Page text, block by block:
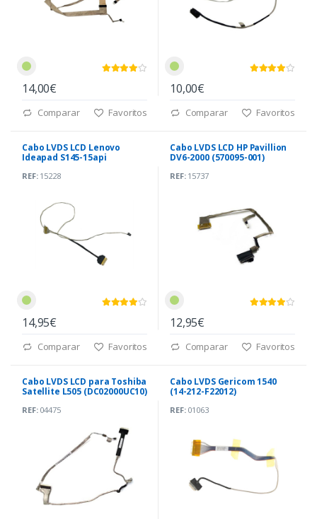
14,00€
Comparar Favoritos
10,00€
Comparar Favoritos
Cabo LVDS LCD Lenovo
Ideapad S145-15api
REF:15228
14,95€
Comparar Favoritos
Cabo LVDS LCD HP Pavillion
DV6-2000 (570095-001)
REF:15737
12,95€
Comparar Favoritos
Cabo LVDS LCD para Toshiba
Satellite L505 (DC02000UC10)
REF:04475
Cabo LVDS Gericom 1540
(14-212-F22012)
REF:01063